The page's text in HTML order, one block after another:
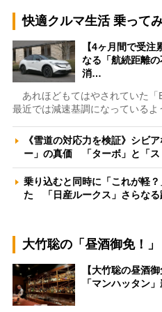
快適クルマ生活 乗って
【4ヶ月間で受
なる「航続距離
消…
あれほどもてはやされていた「
最近では減速基調になっているよ
《雪道の対応力を検証》シビ
ー」の真価 「ターボ」と「
乗り込むと同時に「これが軽
た 「日産ルークス」さらな
大竹聡の「昼酒御免！」
【大竹聡の昼酒
「マンハッタン